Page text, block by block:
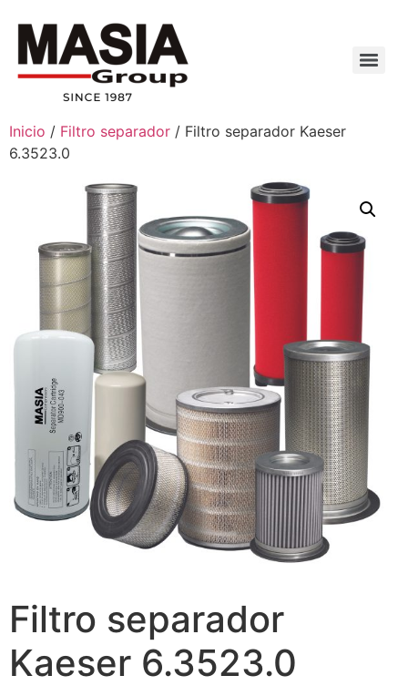
Inicio / Filtro separador / Filtro separador Kaeser
6.3523.0
Filtro separador
Kaeser 6.3523.0